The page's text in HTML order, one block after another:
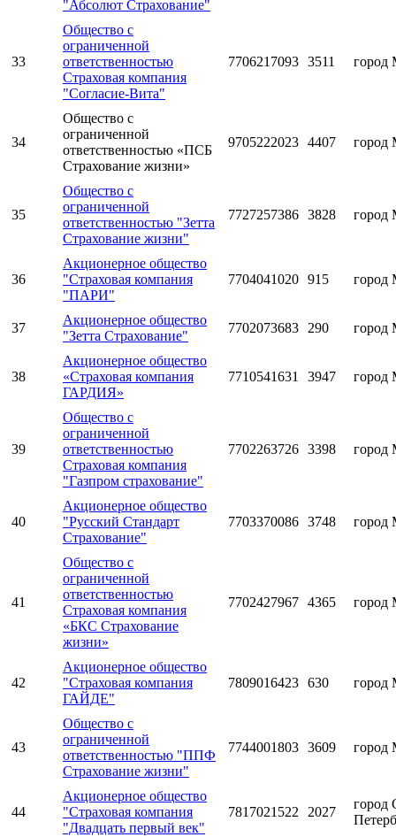
"Абсолют Страхование"
33
Общество с
ограниченной
ответственностью
Страховая компания
"Согласие-Вита"
7706217093 3511 город
34
Общество с
ограниченной
ответственностью «ПСБ
Страхование жизни»
9705222023 4407 город
35
Общество с
ограниченной
ответственностью "Зетта
Страхование жизни"
7727257386 3828 город
36
Акционерное общество
"Страховая компания
"ПАРИ"
7704041020 915 город
37
Акционерное общество
"Зетта Страхование"
7702073683 290 город
38
Акционерное общество
«Страховая компания
ГАРДИЯ»
7710541631 3947 город
39
Общество с
ограниченной
ответственностью
Страховая компания
"Газпром страхование"
7702263726 3398 город
40
Акционерное общество
"Русский Стандарт
Страхование"
7703370086 3748 город
41
Общество с
ограниченной
ответственностью
Страховая компания
«БКС Страхование
жизни»
7702427967 4365 город
42
Акционерное общество
"Страховая компания
ГАЙДЕ"
7809016423 630 город
43
Общество с
ограниченной
ответственностью "ППФ
Страхование жизни"
7744001803 3609 город
44
Акционерное общество
"Страховая компания
"Двадцать первый век"
7817021522 2027
город